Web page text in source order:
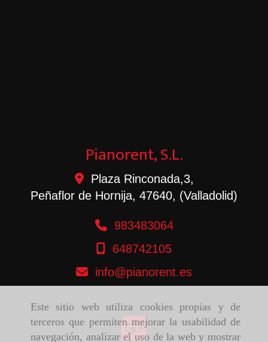
Este sitio web utiliza cookies propias y de
terceros que permiten mejorar la usabilidad de
navegación, analizar el uso de la web y mostrar
Pianorent, S.L.
Plaza Rinconada,3,
Peñaflor de Hornija, 47640, (Valladolid)
983483064
648742105
info
pianorent.es